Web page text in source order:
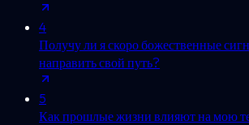
4
Получу ли я скоро божественные
направить свой путь?
5
Как прошлые жизни влияют на мою